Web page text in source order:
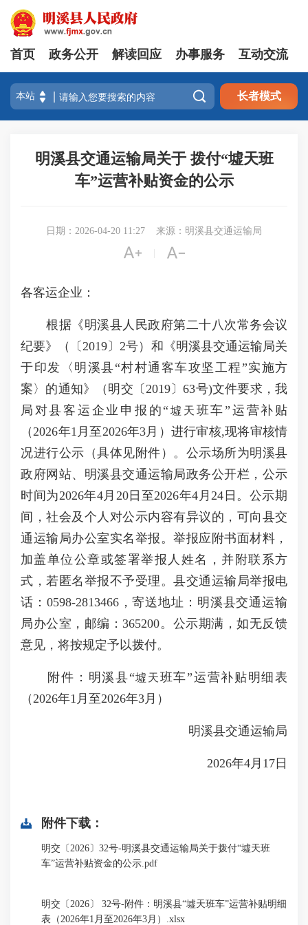
首页 政务公开 解读回应 办事服务 互动交流
 长者模式
明溪县交通运输局关于 拨付“墟天班
车”运营补贴资金的公示
日期：2026-04-20 11:27 来源：明溪县交通运输局
 
各客运企业：
根据《明溪县人民政府第二十八次常务会议
纪要》（〔2019〕2号）和《明溪县交通运输局关
于印发〈明溪县“村村通客车攻坚工程”实施方
案〉的通知》（明交〔2019〕63号)文件要求，我
局对县客运企业申报的“墟天 班车”运营补贴
（2026年1月至2026年3月）进行审核,现将审核情
况进行公示（具体见附件）。公示场所为明溪县
政府网站、明溪县交通运输局政务公开栏，公示
时间为2026年4月20日至2026年4月24日。公示期
间，社会及个人对公示内容有异议的，可向县交
通运输局办公室实名举报。举报应附书面材料，
加盖单位公章或签署举报人姓名，并附联系方
式，若匿名举报不予受理。县交通运输局举报电
话：0598-2813466，寄送地址：明溪县交通运输
局办公室，邮编：365200。公示期满，如无反馈
意见，将按规定予以拨付。
附件：明溪县“墟天班车”运营补贴明细表
（2026年1月至2026年3月）
明溪县交通运输局
2026年4月17日
附件下载：
明交〔2026〕32号-明溪县交通运输局关于拨付“墟天班
车”运营补贴资金的公示.pdf
明交〔2026〕 32号-附件：明溪县“墟天班车”运营补贴明细
表（2026年1月至2026年3月）.xlsx